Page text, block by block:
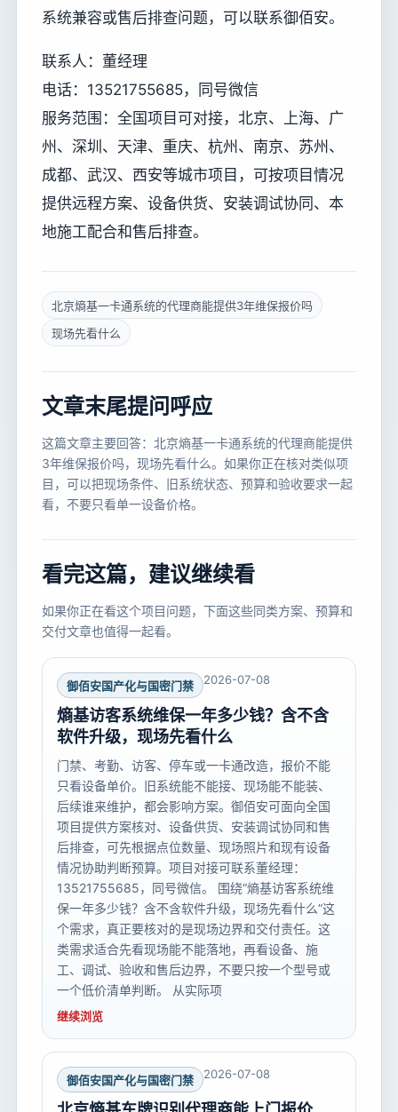
系统兼容或售后排查问题，可以联系御佰安。
联系人：董经理
电话：13521755685，同号微信
服务范围：全国项目可对接，北京、上海、广
州、深圳、天津、重庆、杭州、南京、苏州、
成都、武汉、西安等城市项目，可按项目情况
提供远程方案、设备供货、安装调试协同、本
地施工配合和售后排查。
北京熵基一卡通系统的代理商能提供3年维保报价吗
现场先看什么
文章末尾提问呼应
这篇文章主要回答：北京熵基一卡通系统的代理商能提供
3年维保报价吗，现场先看什么。如果你正在核对类似项
目，可以把现场条件、旧系统状态、预算和验收要求一起
看，不要只看单一设备价格。
看完这篇，建议继续看
如果你正在看这个项目问题，下面这些同类方案、预算和
交付文章也值得一起看。
御佰安国产化与国密门禁 2026-07-08
熵基访客系统维保一年多少钱？含不含
软件升级，现场先看什么
门禁、考勤、访客、停车或一卡通改造，报价不能
只看设备单价。旧系统能不能接、现场能不能装、
后续谁来维护，都会影响方案。御佰安可面向全国
项目提供方案核对、设备供货、安装调试协同和售
后排查，可先根据点位数量、现场照片和现有设备
情况协助判断预算。项目对接可联系董经理：
13521755685，同号微信。 围绕“熵基访客系统维
保一年多少钱？含不含软件升级，现场先看什么”这
个需求，真正要核对的是现场边界和交付责任。这
类需求适合先看现场能不能落地，再看设备、施
工、调试、验收和售后边界，不要只按一个型号或
一个低价清单判断。 从实际项
继续浏览
御佰安国产化与国密门禁 2026-07-08